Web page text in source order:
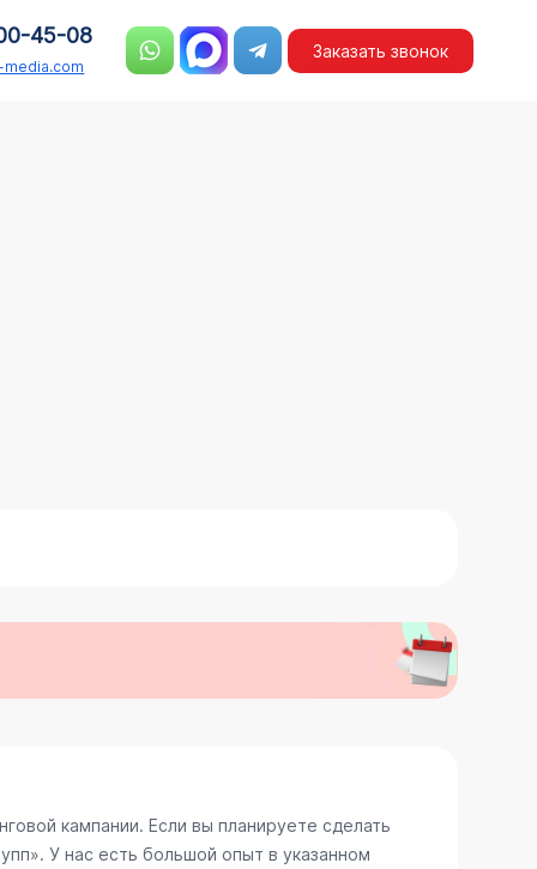
45-08
Заказать звонок
кампании. Если вы планируете сделать
У нас есть большой опыт в указанном